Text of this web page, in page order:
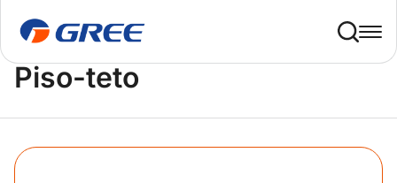
Home Linha de produtos
Piso-teto